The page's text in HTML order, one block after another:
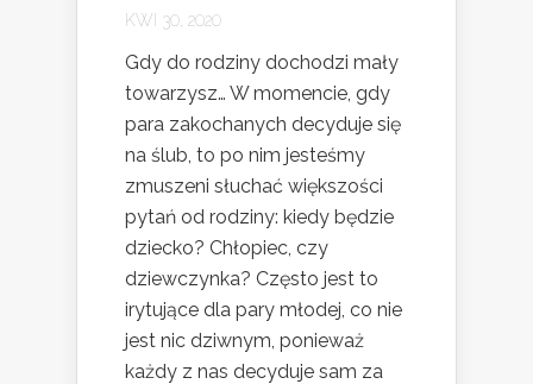
KWI 30, 2020
Gdy do rodziny dochodzi mały
towarzysz… W momencie, gdy
para zakochanych decyduje się
na ślub, to po nim jesteśmy
zmuszeni słuchać większości
pytań od rodziny: kiedy będzie
dziecko? Chłopiec, czy
dziewczynka? Często jest to
irytujące dla pary młodej, co nie
jest nic dziwnym, ponieważ
każdy z nas decyduje sam za